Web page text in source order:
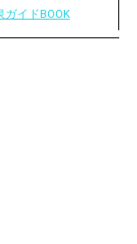
イドBOOK